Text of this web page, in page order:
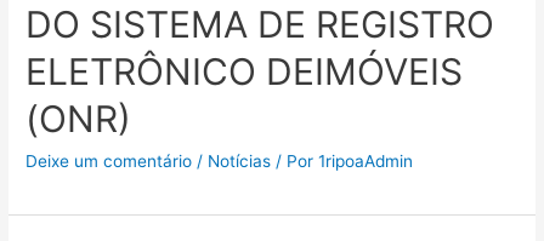
DO SISTEMA DE REGISTRO
ELETRÔNICO DEIMÓVEIS
(ONR)
Deixe um comentário / Notícias / Por1ripoaAdmin